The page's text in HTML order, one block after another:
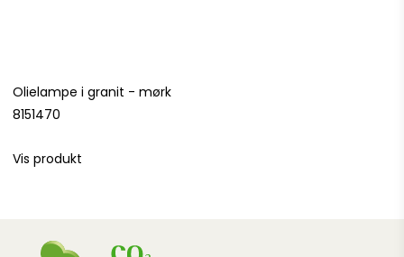
Olielampe i granit - mørk
8151470
Vis produkt